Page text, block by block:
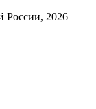
России, 2026